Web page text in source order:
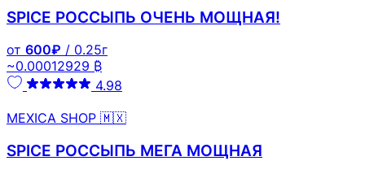
SPICE РОССЫПЬ ОЧЕНЬ МОЩНАЯ!
от 600₽ / 0.25г
~0.00012929 ₿
4.98
MEXICA SHOP 🇲🇽
SPICE РОССЫПЬ МЕГА МОЩНАЯ